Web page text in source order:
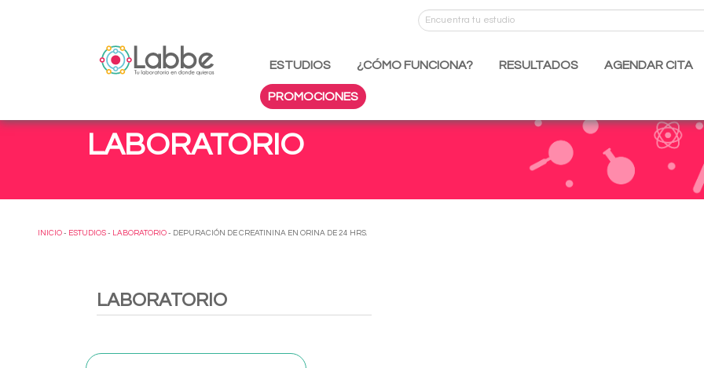
ESTUDIOS ¿CÓMO FUNCIONA? RESULTADOS AGENDAR CITA
PROMOCIONES
LABORATORIO
INICIO - ESTUDIOS - LABORATORIO - DEPURACIÓN DE CREATININA EN ORINA DE 24 HRS.
LABORATORIO